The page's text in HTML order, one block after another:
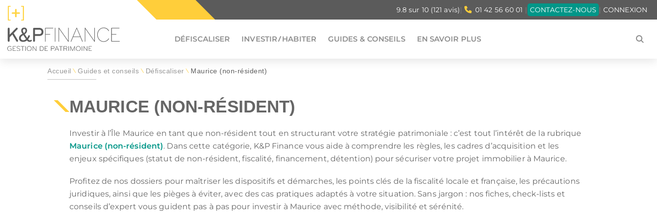
9.8 sur 10(121 avis) 01 42 56 60 01 CONTACTEZ-NOUS CONNEXION
DÉFISCALISER INVESTIRHABITER GUIDES & CONSEILS EN SAVOIR PLUS
défiscalisation immobilière
pour défiscaliser
Nos programmes immobiliers par dispositif de défiscalisation :
MALRAUX DENORMANDIE CIOP (DROM)
NUE-PROPRIÉTÉ
MONUMENTS HISTORIQUES
LMP/LMNP CIIC (CORSE) LLI
Les dispositifs de défiscalisation immobilière :
dans le neuf
dans l'ancien
Tous les programmes pour investir ou habiter en France par région :
AUVERGNE-RHÔNE-ALPES BOURGOGNE-FRANCHE-COMTÉ BRETAGNE
CENTRE-VAL DE LOIRE
NORMANDIE
NOUVELLE-AQUITAINE OCCITANIE
PAYS DE LA LOIRE
PROVENCE-ALPES-CÔTE D'AZUR
GUADELOUPE GUYANE
LA RÉUNION
MARTINIQUE
NOUVELLE-CALÉDONIE POLYNÉSIE FRANÇAISE SAINT-MARTIN
immobiliers
le revenu (IR)
Les guides de l'investisseur :
RÉDUIRE SES IMPÔTS RÉDUIRE SON IFI INVESTISSEMENT LOCATIF
INVESTIR OUTRE-MER
AIDES ACQUISITION RP
ACHAT IMMEUBLE EN BLOC MARCHÉ LOCATIF EN 2026
INVESTIR EN EHPAD
Accueil \ Guides et conseils \ Défiscaliser \ Maurice (non-résident)
MAURICE (NON-RÉSIDENT)
Investir à l’Île Maurice en tant que non-résident tout en structurant votre stratégie patrimoniale : c’est tout l’intérêt de la rubrique
Maurice (non-résident). Dans cette catégorie, K&P Finance vous aide à comprendre les règles, les cadres d’acquisition et les
enjeux spécifiques (statut de non-résident, fiscalité, financement, détention) pour sécuriser votre projet immobilier à Maurice.
Profitez de nos dossiers pour maîtriser les dispositifs et démarches, les points clés de la fiscalité locale et française, les précautions
juridiques, ainsi que les pièges à éviter, avec des cas pratiques adaptés à votre situation. Sans jargon : nos fiches, check-lists et
conseils d’expert vous guident pas à pas pour investir à Maurice avec méthode, visibilité et sérénité.